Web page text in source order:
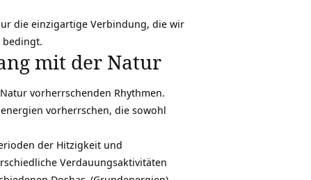
die einzigartige Verbindung, die wir
mit der Natur
vorherrschenden Rhythmen.
vorherrschen, die sowohl
der Hitzigkeit und
Verdauungsaktivitäten